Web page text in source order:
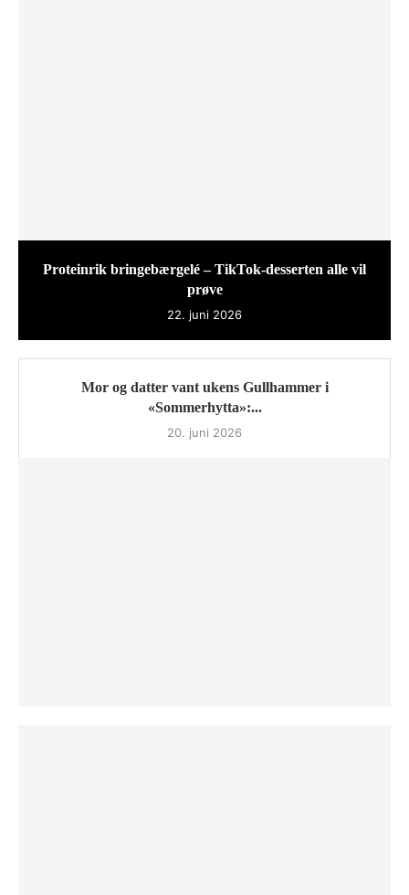
Proteinrik bringebærgelé – TikTok-desserten alle vil
prøve
22. juni 2026
Mor og datter vant ukens Gullhammer i
«Sommerhytta»:...
20. juni 2026